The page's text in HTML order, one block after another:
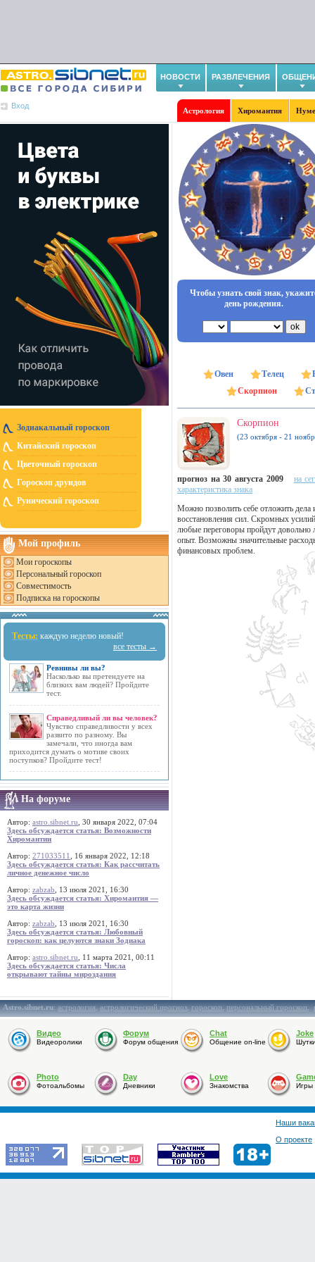
НОВОСТИ РАЗВЛЕЧЕНИЯ
Вход
Астрология Хиромантия
Зодиакальный гороскоп
Китайский гороскоп
Цветочный гороскоп
Гороскоп друидов
Рунический гороскоп
Мой профиль
Мои гороскопы
Персональный гороскоп
Совместимость
Подписка на гороскопы
Тесты: каждую неделю новый!
все тесты →
Ревнивы ли вы?
Насколько вы претендуете на
близких вам людей? Пройдите
тест.
Справедливый ли вы человек?
Чувство справедливости у всех
развито по разному. Вы
замечали, что иногда вам
приходится думать о мотиве своих
поступков? Пройдите тест!
На форуме
Автор: astro.sibnet.ru , 30 января 2022, 07:04
Здесь обсуждается статья: Возможности
Хиромантии
Автор: 271033511
, 16 января 2022, 12:18
Здесь обсуждается статья: Как рассчитать
личное денежное число
Автор: zabzab , 13 июля 2021, 16:30
Здесь обсуждается статья: Хиромантия —
это карта жизни
Автор: zabzab , 13 июля 2021, 16:30
Здесь обсуждается статья: Любовный
гороскоп: как целуются знаки Зодиака
Автор: astro.sibnet.ru , 11 марта 2021, 00:11
Здесь обсуждается статья: Числа
открывают тайны мироздания
Чтобы узнать свой знак,
день рождения.
Овен Телец
Скорпион
Скорпион
(23 октября - 21
прогноз на 30 августа 2009
на
характеристика знака
Можно позволить себе отложить дела
восстановления сил. Скромных
любые переговоры пройдут довольно
опыт. Возможны значительные
финансовых проблем.
Astro.sibnet.ru:астрология,астрологический прогноз,гороскоп,персональный гороскоп,
Видео
Видеоролики
Форум
Форум общения
Chat
Общение on-line
Joke
Photo
Фотоальбомы
Day
Дневники
Love
Знакомства Игры
Наши
О проекте